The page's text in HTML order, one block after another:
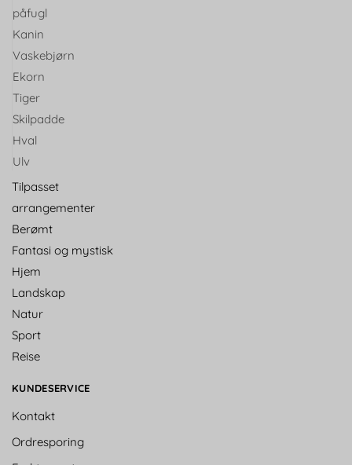
påfugl
Kanin
Vaskebjørn
Ekorn
Tiger
Skilpadde
Hval
Ulv
Tilpasset
arrangementer
Berømt
Fantasi og mystisk
Hjem
Landskap
Natur
Sport
Reise
KUNDESERVICE
Kontakt
Ordresporing